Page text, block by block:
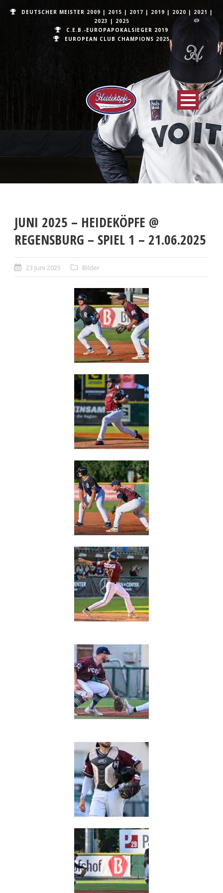
DEUTSCHER MEISTER 2009 | 2015 | 2017 | 2019 | 2020 | 2021 |
2023 | 2025
C.E.B.-EUROPAPOKALSIEGER 2019
EUROPEAN CLUB CHAMPIONS 2025
JUNI 2025 – HEIDEKÖPFE @
REGENSBURG – SPIEL 1 – 21.06.2025
23 Juni 2025 Bilder